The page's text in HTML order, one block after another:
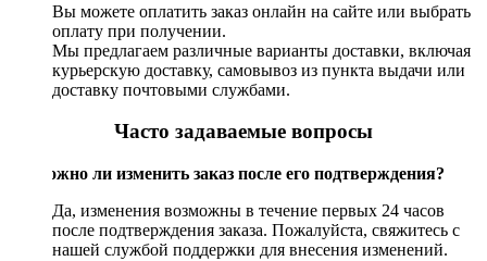
Вы можете оплатить заказ онлайн на сайте или выбрать
оплату при получении.
Мы предлагаем различные варианты доставки, включая
курьерскую доставку, самовывоз из пункта выдачи или
доставку почтовыми службами.
Часто задаваемые вопросы
Возможно ли изменить заказ после его подтверждения?
Да, изменения возможны в течение первых 24 часов
после подтверждения заказа. Пожалуйста, свяжитесь с
нашей службой поддержки для внесения изменений.